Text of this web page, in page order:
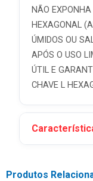
NÃO
HEXAGONAL
ÚMIDOS OU
APÓS O USO
ÚTIL E
CHAVE L
Produtos